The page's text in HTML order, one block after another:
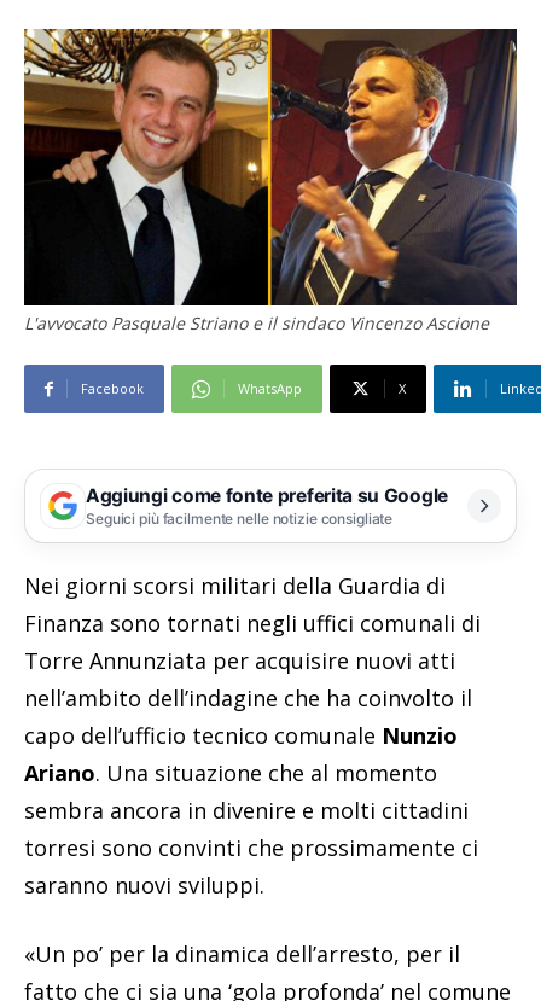
L'avvocato Pasquale Striano e il sindaco Vincenzo Ascione
Facebook WhatsApp X
Aggiungi come fonte preferita su Google
Seguici più facilmente nelle notizie consigliate
Nei giorni scorsi militari della Guardia di
Finanza sono tornati negli uffici comunali di
Torre Annunziata per acquisire nuovi atti
nell’ambito dell’indagine che ha coinvolto il
capo dell’ufficio tecnico comunale Nunzio
Ariano. Una situazione che al momento
sembra ancora in divenire e molti cittadini
torresi sono convinti che prossimamente ci
saranno nuovi sviluppi.
«Un po’ per la dinamica dell’arresto, per il
fatto che ci sia una ‘gola profonda’ nel comune